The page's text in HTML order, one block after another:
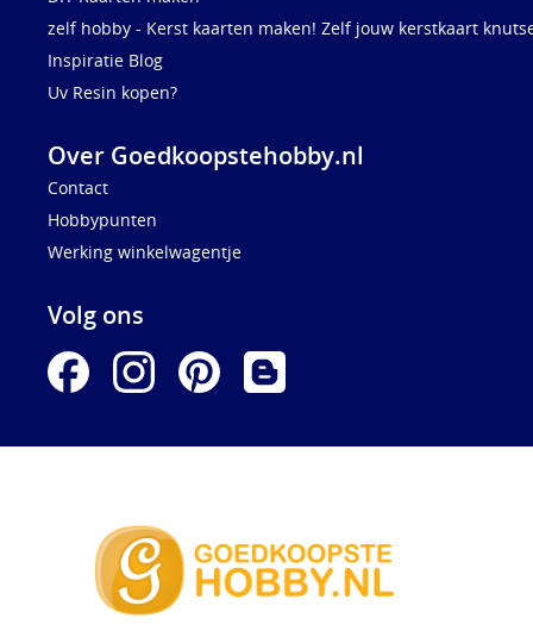
zelf hobby - Kerst kaarten maken! Zelf jouw kerstkaart
Inspiratie Blog
Uv Resin kopen?
Over Goedkoopstehobby.nl
Contact
Hobbypunten
Werking winkelwagentje
Volg ons